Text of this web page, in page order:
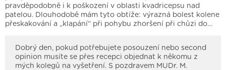
pravděpodobně i k poškození v oblasti kvadricepsu nad
patelou. Dlouhodobě mám tyto obtíže: výrazná bolest kolene
přeskakování a „klapání“ při pohybu zhoršení při chůzi do…
Dobrý den, pokud potřebujete posouzení nebo second
opinion musíte se přes recepci objednat k někomu z
mých kolegů na vyšetření. S pozdravem MUDr. M.